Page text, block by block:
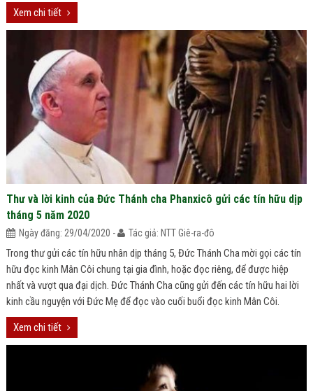
Xem chi tiết
Thư và lời kinh của Đức Thánh cha Phanxicô gửi các tín hữu dịp
tháng 5 năm 2020
Ngày đăng: 29/04/2020 - Tác giả: NTT Giê-ra-đô
Trong thư gửi các tín hữu nhân dịp tháng 5, Đức Thánh Cha mời gọi các tín
hữu đọc kinh Mân Côi chung tại gia đình, hoặc đọc riêng, để được hiệp
nhất và vượt qua đại dịch. Đức Thánh Cha cũng gửi đến các tín hữu hai lời
kinh cầu nguyện với Đức Mẹ để đọc vào cuối buổi đọc kinh Mân Côi.
Xem chi tiết